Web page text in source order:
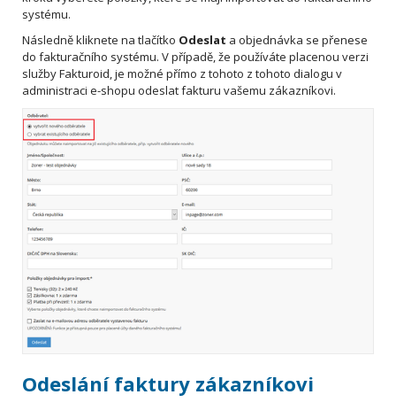
systému.
Následně kliknete na tlačítko Odeslat a objednávka se přenese
do fakturačního systému. V případě, že používáte placenou verzi
služby Fakturoid, je možné přímo z tohoto z tohoto dialogu v
administraci e-shopu odeslat fakturu vašemu zákazníkovi.
Odeslání faktury zákazníkovi